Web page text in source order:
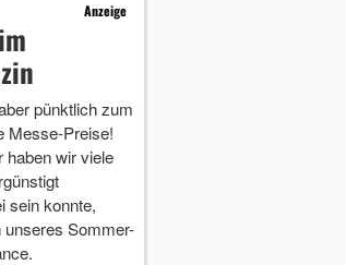
Anzeige
pünktlich zum
Messe-Preise!
haben wir viele
sein konnte,
Sommer-